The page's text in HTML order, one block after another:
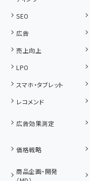
SEO
広告
売上向上
LPO
スマホ・タブレット
レコメンド
広告効果測定
価格戦略
商品企画・開発